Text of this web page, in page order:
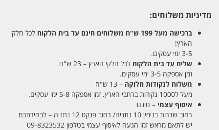
מדיניות משלוחים:
ברכישה מעל 199 ש"ח משלוחים חינם עד בית הלקוח לכל חלקי
הארץ!
3-5 ימי עסקים.
שליח עד בית הלקוח לכל חלקי הארץ – 23 ש"ח
זמן אספקה 3-5 ימי עסקים.
משלוח לנקודות חלוקה – 13 ש"ח
מעל ל1000 נקודות ברחבי הארץ. זמן אספקה 5-8 ימי עסקים.
איסוף עצמי – חינם
רחוב שדרות בנימין 10 נתניה/ רחוב פנקס 12 נתניה – לבחירתכם
יש לתאם מראש זמן הגעה לאיסוף עצמי בטלפון 09-8323532